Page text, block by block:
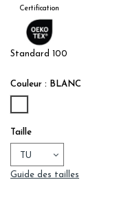
Certification
Standard 100
Couleur : BLANC
Taille
Guide des tailles